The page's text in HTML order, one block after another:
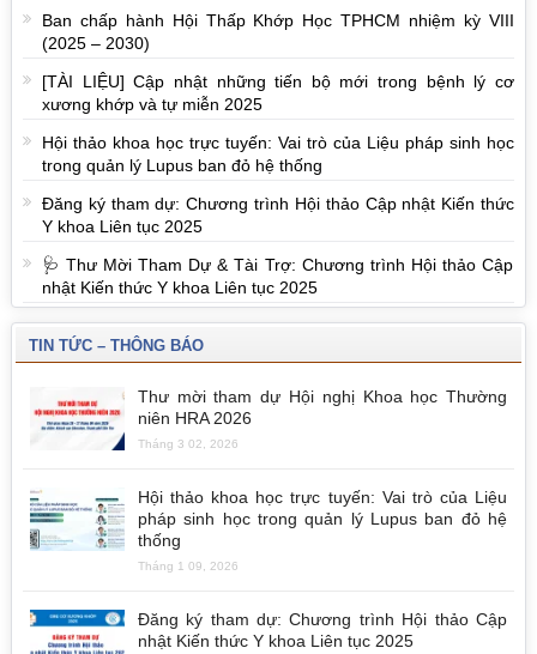
Ban chấp hành Hội Thấp Khớp Học TPHCM nhiệm kỳ VIII
(2025 – 2030)
[TÀI LIỆU] Cập nhật những tiến bộ mới trong bệnh lý cơ
xương khớp và tự miễn 2025
Hội thảo khoa học trực tuyến: Vai trò của Liệu pháp sinh học
trong quản lý Lupus ban đỏ hệ thống
Đăng ký tham dự: Chương trình Hội thảo Cập nhật Kiến thức
Y khoa Liên tục 2025
🩺 Thư Mời Tham Dự & Tài Trợ: Chương trình Hội thảo Cập
nhật Kiến thức Y khoa Liên tục 2025
TIN TỨC – THÔNG BÁO
Thư mời tham dự Hội nghị Khoa học Thường
niên HRA 2026
Tháng 3 02, 2026
Hội thảo khoa học trực tuyến: Vai trò của Liệu
pháp sinh học trong quản lý Lupus ban đỏ hệ
thống
Tháng 1 09, 2026
Đăng ký tham dự: Chương trình Hội thảo Cập
nhật Kiến thức Y khoa Liên tục 2025